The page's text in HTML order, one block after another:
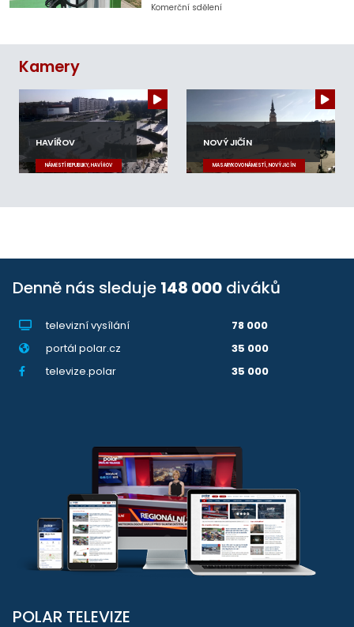
Komerční sdělení
Kamery
HAVÍŘOV
NÁMĚSTÍ REPUBLIKY, HAVÍŘOV
NOVÝ JIČÍN
MASARYKOVO NÁMĚSTÍ, NOVÝ JIČÍN
Denně nás sleduje 148 000 diváků
televizní vysílání
78 000
portál polar.cz
35 000
televize.polar
35 000
POLAR TELEVIZE